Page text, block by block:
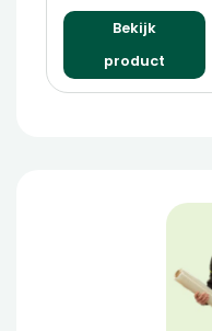
Bekijk
product